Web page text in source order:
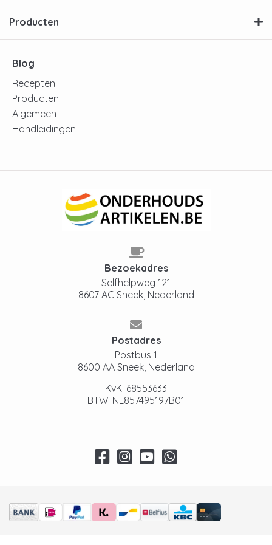
Producten
Blog
Recepten
Producten
Algemeen
Handleidingen
Bezoekadres
Selfhelpweg 121
8607 AC Sneek, Nederland
Postadres
Postbus 1
8600 AA Sneek, Nederland
KvK: 68553633
BTW: NL857495197B01